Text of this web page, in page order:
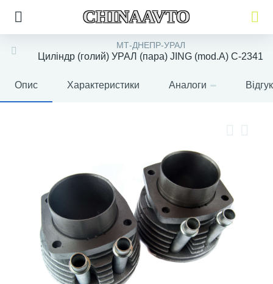
CHINAAVTO
МТ-ДНЕПР-УРАЛ
Циліндр (голий) УРАЛ (пара) JING (mod.A) C-2341
Опис Характеристики Аналоги